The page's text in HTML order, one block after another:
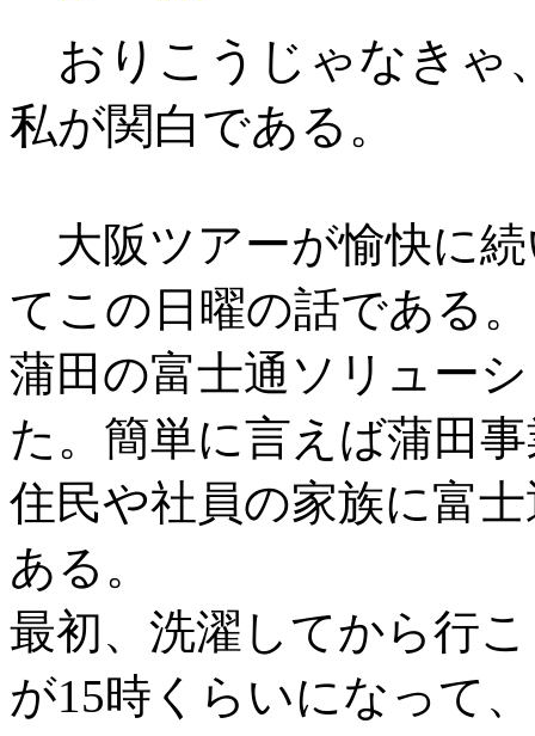
おりこうじゃなきゃ
私が関白である 。
大阪ツアーが愉快に
てこの日曜の話である。
蒲田の富士通ソリュー
た。簡単に言えば蒲田
住民や社員の家族に富
ある。
最初、洗濯してから行
が15時くらいになって